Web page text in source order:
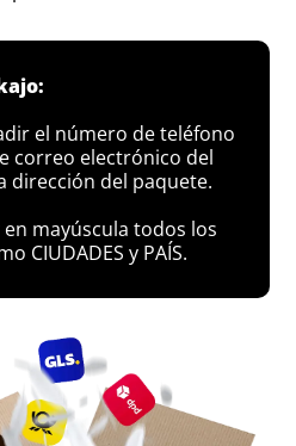
el número de teléfono
correo electrónico del
dirección del paquete.
mayúscula todos los
CIUDADES y PAÍS.